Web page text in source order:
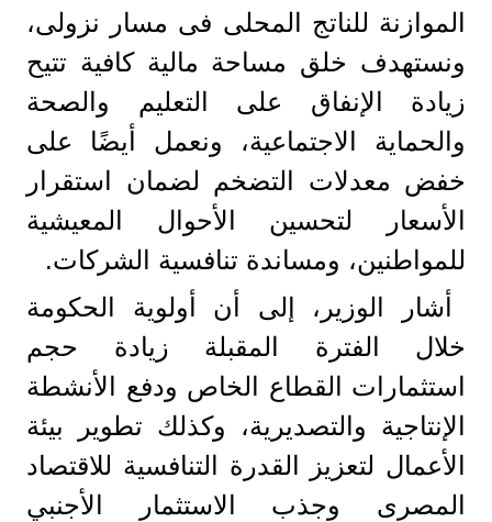
الموازنة للناتج المحلى فى مسار نزولى،
ونستهدف خلق مساحة مالية كافية تتيح
زيادة الإنفاق على التعليم والصحة
والحماية الاجتماعية، ونعمل أيضًا على
خفض معدلات التضخم لضمان استقرار
الأسعار لتحسين الأحوال المعيشية
للمواطنين، ومساندة تنافسية الشركات.
أشار الوزير، إلى أن أولوية الحكومة
خلال الفترة المقبلة زيادة حجم
استثمارات القطاع الخاص ودفع الأنشطة
الإنتاجية والتصديرية، وكذلك تطوير بيئة
الأعمال لتعزيز القدرة التنافسية للاقتصاد
المصرى وجذب الاستثمار الأجنبي